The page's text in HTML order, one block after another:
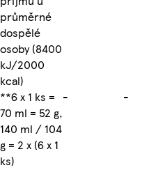
průměrné
dospělé
osoby (8400
kJ/2000
kcal)
**6 x 1 ks =
70 ml = 52 g,
140 ml / 104
g = 2 x (6 x 1
ks)
- -